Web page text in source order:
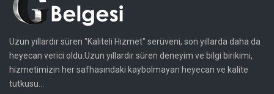
Uzun yıllardır süren "Kaliteli Hizmet" serüveni, son yıllarda daha da
heyecan verici oldu.Uzun yıllardır süren deneyim ve bilgi birikimi,
hizmetimizin her safhasındaki kaybolmayan heyecan ve kalite
tutkusu...